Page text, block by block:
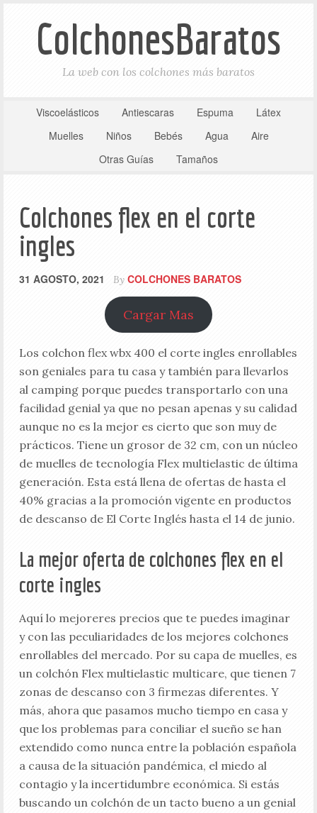
ColchonesBaratos
La web con los colchones más baratos
Viscoelásticos Antiescaras Espuma
Látex
Muelles
Niños Bebés Agua
Aire
Otras Guías
Tamaños
Colchones flex en el corte
ingles
31 AGOSTO, 2021 By COLCHONES BARATOS
Cargar Mas
Los colchon flex wbx 400 el corte ingles enrollables
son geniales para tu casa y también para llevarlos
al camping porque puedes transportarlo con una
facilidad genial ya que no pesan apenas y su calidad
aunque no es la mejor es cierto que son muy de
prácticos. Tiene un grosor de 32 cm, con un núcleo
de muelles de tecnología Flex multielastic de última
generación. Esta está llena de ofertas de hasta el
40% gracias a la promoción vigente en productos
de descanso de El Corte Inglés hasta el 14 de junio.
La mejor oferta de colchones flex en el
corte ingles
Aquí lo mejoreres precios que te puedes imaginar
y con las peculiaridades de los mejores colchones
enrollables del mercado. Por su capa de muelles, es
un colchón Flex multielastic multicare, que tienen 7
zonas de descanso con 3 firmezas diferentes. Y
más, ahora que pasamos mucho tiempo en casa y
que los problemas para conciliar el sueño se han
extendido como nunca entre la población española
a causa de la situación pandémica, el miedo al
contagio y la incertidumbre económica. Si estás
buscando un colchón de un tacto bueno a un genial